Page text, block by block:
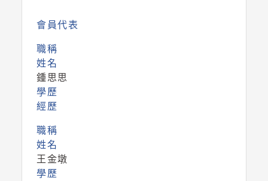
會員代表
職稱
姓名
鍾思思
學歷
經歷
職稱
姓名
王金墩
學歷